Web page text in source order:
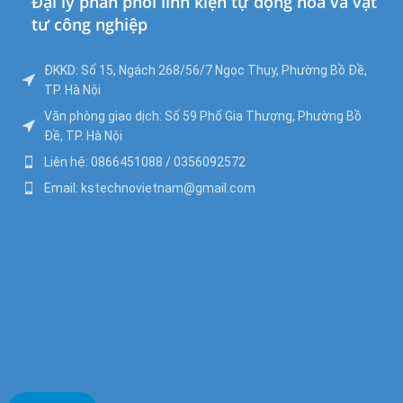
tư công nghiệp
ĐKKD: Số 15, Ngách 268/56/7 Ngọc Thụy, Phường Bồ Đề,
TP. Hà Nội
Văn phòng giao dịch: Số 59 Phố Gia Thượng, Phường Bồ
Đề, TP. Hà Nội
Liên hệ: 0866451088 / 0356092572
Email: kstechnovietnam@gmail.com